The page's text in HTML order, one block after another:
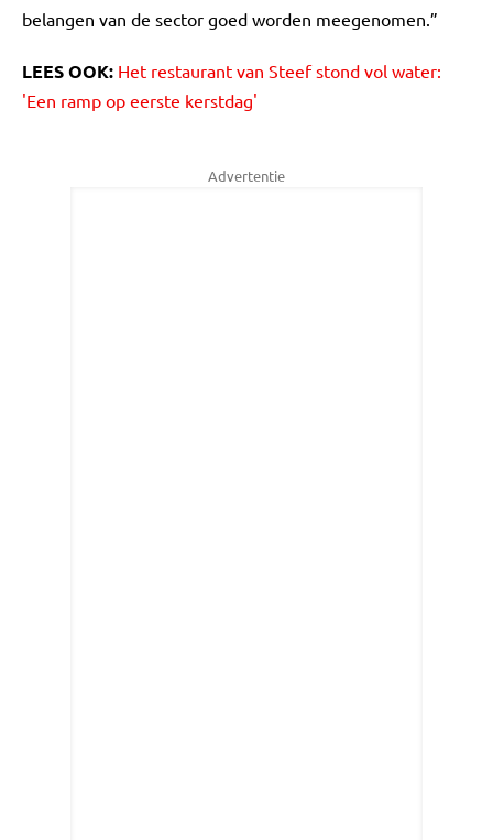
belangen van de sector goed worden meegenomen.”
LEES OOK: Het restaurant van Steef stond vol water:
'Een ramp op eerste kerstdag'
Advertentie